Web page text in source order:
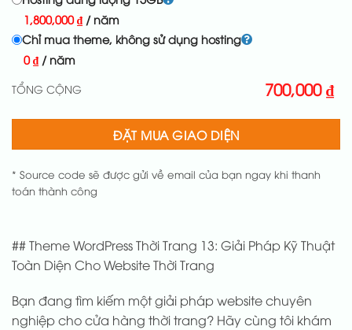
1,800,000₫ / năm
Chỉ mua theme, không sử dụng hosting
0₫ / năm
TỔNG CỘNG
700,000₫
ĐẶT MUA GIAO DIỆN
* Source code sẽ được gửi về email của bạn ngay khi thanh
toán thành công
## Theme WordPress Thời Trang 13: Giải Pháp Kỹ Thuật
Toàn Diện Cho Website Thời Trang
Bạn đang tìm kiếm một giải pháp website chuyên
nghiệp cho cửa hàng thời trang? Hãy cùng tôi khám